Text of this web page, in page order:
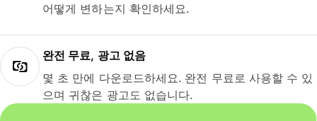
어떻게 변하는지 확인하세요.
완전 무료, 광고 없음
몇 초 만에 다운로드하세요. 완전 무료로 사용할 수 있
으며 귀찮은 광고도 없습니다.